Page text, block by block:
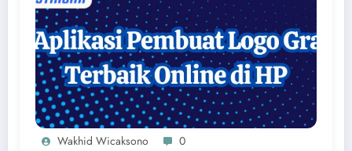
Wakhid Wicaksono 0